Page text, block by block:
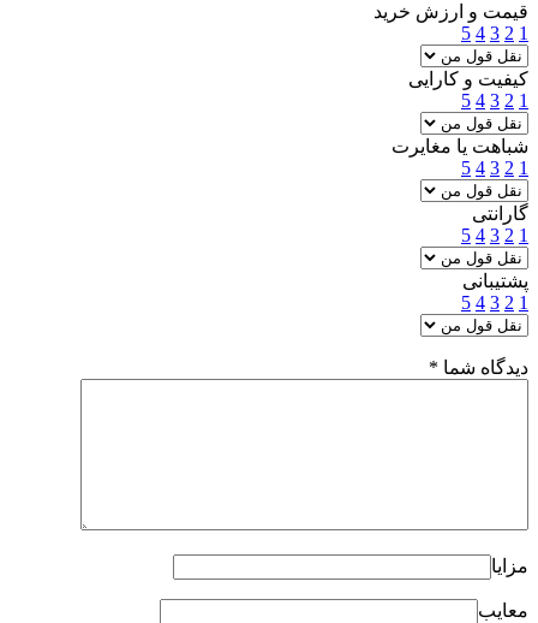
قیمت و ارزش خرید
1
2
3
4
5
کیفیت و کارایی
1
2
3
4
5
شباهت یا مغایرت
1
2
3
4
5
گارانتی
1
2
3
4
5
پشتیبانی
1
2
3
4
5
دیدگاه شما *
مزایا
معایب